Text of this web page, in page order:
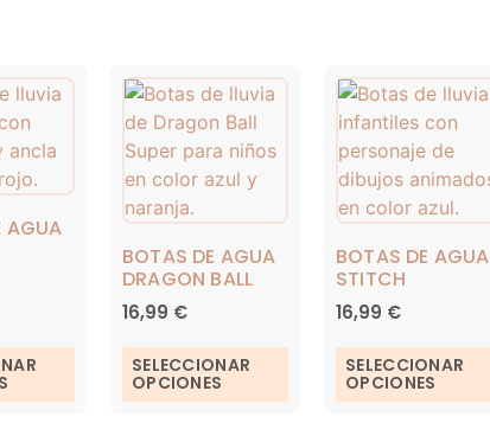
AGUA
BOTAS DE AGUA
DRAGON BALL
16,99 €
SELECCIONAR
OPCIONES
BOTAS DE AGUA
STITCH
16,99 €
SELECCIONAR
OPCIONES